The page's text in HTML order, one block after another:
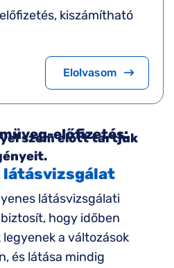
kiszámítható
Elolvasom
előfizetés:
szem előtt tartjuk
látásvizsgálat
látásvizsgálati
hogy időben
a változások
és látása mindig